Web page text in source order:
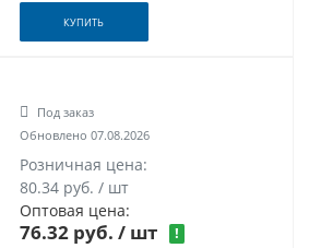
КУПИТЬ
Под заказ
Обновлено 07.08.2026
Розничная цена:
80.34 руб. / шт
Оптовая цена:
76.32 руб./ шт !